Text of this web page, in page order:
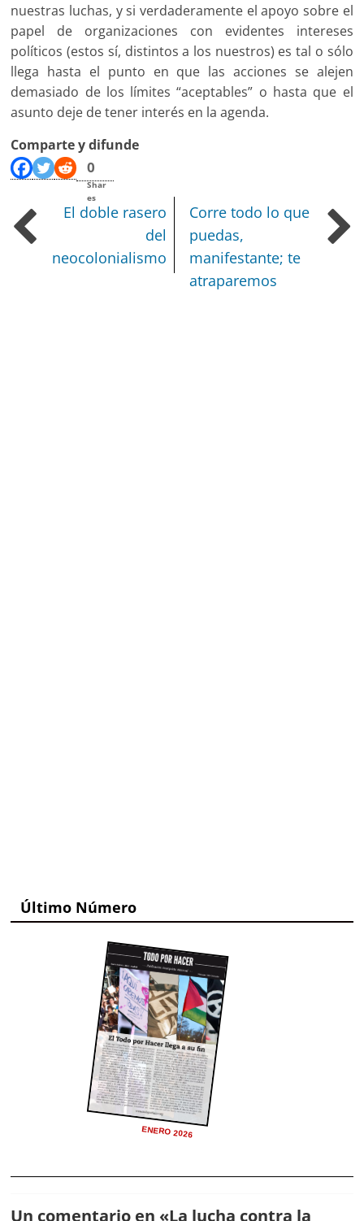
nuestras luchas, y si verdaderamente el apoyo sobre el
papel de organizaciones con evidentes intereses
políticos (estos sí, distintos a los nuestros) es tal o sólo
llega hasta el punto en que las acciones se alejen
demasiado de los límites “aceptables” o hasta que el
asunto deje de tener interés en la agenda.
Comparte y difunde
0
Shar
es
El doble rasero
del
neocolonialismo
Corre todo lo que
puedas,
manifestante; te
atraparemos
Último Número
ENERO 2026
Un comentario en «La lucha contra la